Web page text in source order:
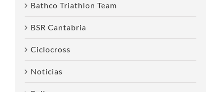
Bathco Triathlon Team
BSR Cantabria
Ciclocross
Noticias